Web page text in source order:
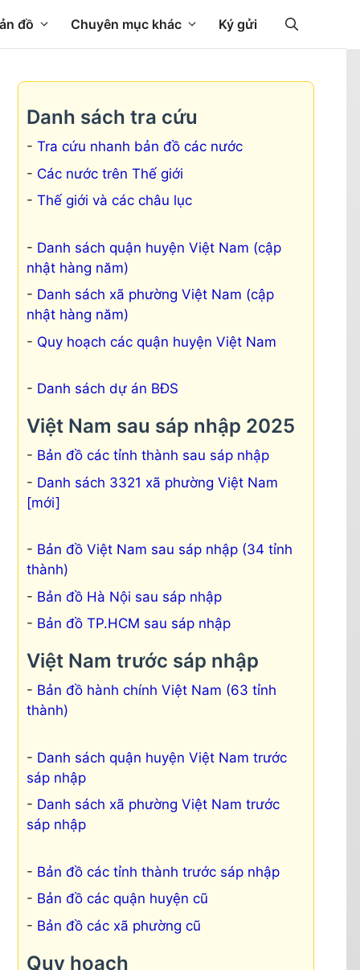
đồ Chuyên mục khác Ký gửi
Danh sách tra cứu
Tra cứu nhanh bản đồ các nước
Các nước trên Thế giới
Thế giới và các châu lục
Danh sách quận huyện Việt Nam (cập
nhật hàng năm)
Danh sách xã phường Việt Nam (cập
nhật hàng năm)
Quy hoạch các quận huyện Việt Nam
Danh sách dự án BĐS
Việt Nam sau sáp nhập 2025
Bản đồ các tỉnh thành sau sáp nhập
Danh sách 3321 xã phường Việt Nam
[mới]
Bản đồ Việt Nam sau sáp nhập (34 tỉnh
thành)
Bản đồ Hà Nội sau sáp nhập
Bản đồ TP.HCM sau sáp nhập
Việt Nam trước sáp nhập
Bản đồ hành chính Việt Nam (63 tỉnh
thành)
Danh sách quận huyện Việt Nam trước
sáp nhập
Danh sách xã phường Việt Nam trước
sáp nhập
Bản đồ các tỉnh thành trước sáp nhập
Bản đồ các quận huyện cũ
Bản đồ các xã phường cũ
Quy hoạch